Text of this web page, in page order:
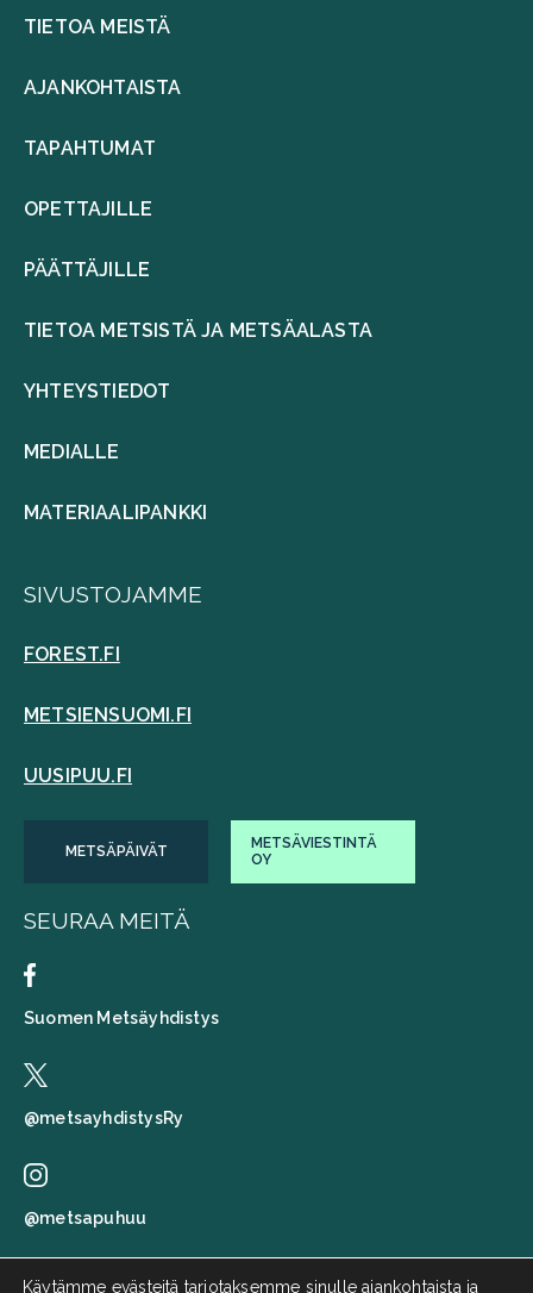
TIETOA MEISTÄ
AJANKOHTAISTA
TAPAHTUMAT
OPETTAJILLE
PÄÄTTÄJILLE
TIETOA METSISTÄ JA METSÄALASTA
YHTEYSTIEDOT
MEDIALLE
MATERIAALIPANKKI
SIVUSTOJAMME
FOREST.FI
METSIENSUOMI.FI
UUSIPUU.FI
METSÄPÄIVÄT
METSÄVIESTINTÄ
OY
SEURAA MEITÄ
Suomen Metsäyhdistys
@metsayhdistysRy
@metsapuhuu
Käytämme evästeitä tarjotaksemme sinulle ajankohtaista ja